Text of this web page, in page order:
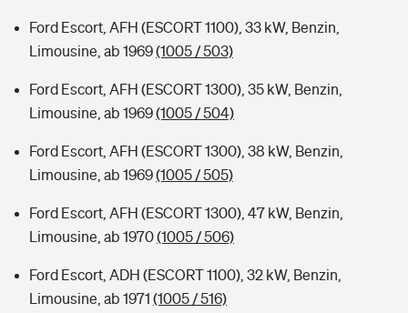
Ford Escort, AFH (ESCORT 1100), 33 kW, Benzin,
Limousine, ab 1969(1005 / 503)
Ford Escort, AFH (ESCORT 1300), 35 kW, Benzin,
Limousine, ab 1969(1005 / 504)
Ford Escort, AFH (ESCORT 1300), 38 kW, Benzin,
Limousine, ab 1969(1005 / 505)
Ford Escort, AFH (ESCORT 1300), 47 kW, Benzin,
Limousine, ab 1970(1005 / 506)
Ford Escort, ADH (ESCORT 1100), 32 kW, Benzin,
Limousine, ab 1971 (1005 / 516)